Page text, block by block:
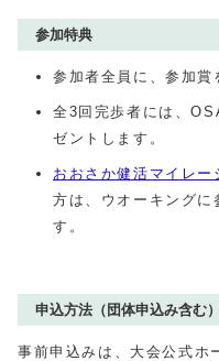
参加特典
参加者全員に、参加賞
全3回完歩者には、
ゼントします。
おおさか健活マイレー
方は、ウオーキングに
す。
申込方法（団体申込み含む
事前申込みは、大会公式ホ